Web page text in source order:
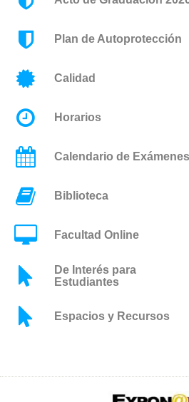
Plan de Autoprotección
Calidad
Horarios
Calendario de Exámenes
Biblioteca
Facultad Online
De Interés para
Estudiantes
Espacios y Recursos